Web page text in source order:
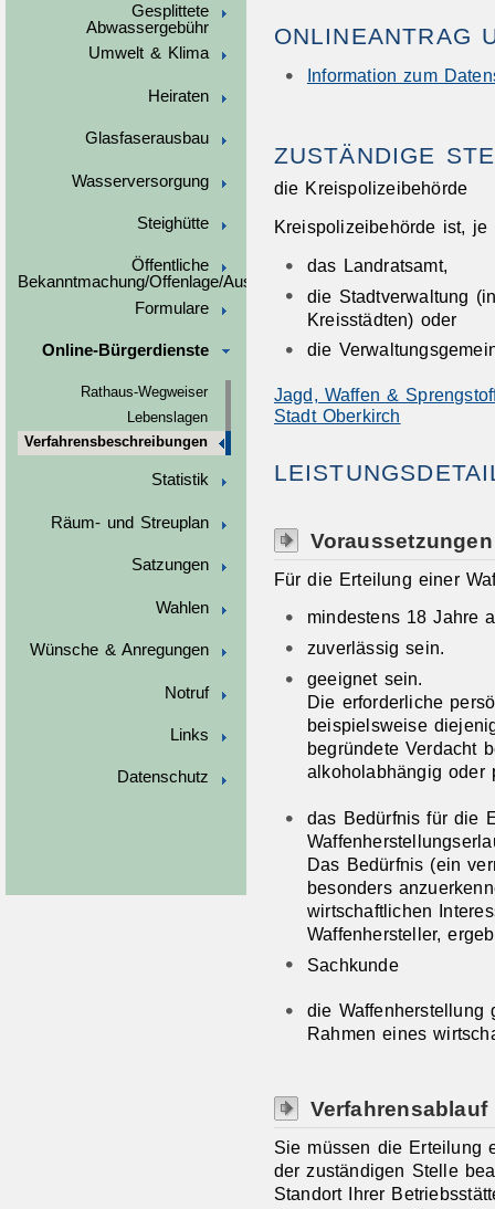
Gesplittete
Abwassergebühr
Umwelt & Klima
Heiraten
Glasfaserausbau
Wasserversorgung
Steighütte
Öffentliche
Bekanntmachung/Offenlage/Ausschreibungen
Formulare
Online-Bürgerdienste
Rathaus-Wegweiser
Lebenslagen
Verfahrensbeschreibungen
Statistik
Räum- und Streuplan
Satzungen
Wahlen
Wünsche & Anregungen
Notruf
Links
Datenschutz
ONLINEANTRAG
Information zum
ZUSTÄNDIGE
die Kreispolizeibehörde
Kreispolizeibehörde ist, je
das Landratsamt,
die Stadtverwaltung
Kreisstädten) oder
die
Jagd, Waffen &
Stadt Oberkirch
Voraussetzungen
Für die Erteilung einer
mindestens 18 Jahre
zuverlässig sein.
geeignet sein.
Die erforderliche
beispielsweise
begründete Verdacht
alkoholabhängig oder
das Bedürfnis für die
Das Bedürfnis (ein
besonders
wirtschaftlichen
Waffenhersteller,
Sachkunde
die Waffenherstellung
Rahmen eines
Verfahrensablauf
Sie müssen die Erteilung
der zuständigen Stelle
Standort Ihrer